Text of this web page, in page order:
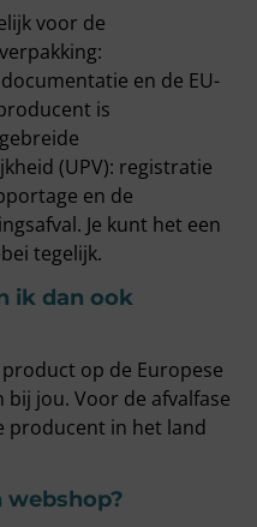
voor de
en de EU-
is
(UPV): registratie
en de
Je kunt het een
tegelijk.
ik dan ook
op de Europese
jou. Voor de afvalfase
producent in het land